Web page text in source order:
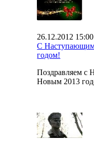
26.12.2012 15:00
С
годом!
Поздравляем с
Новым 2013